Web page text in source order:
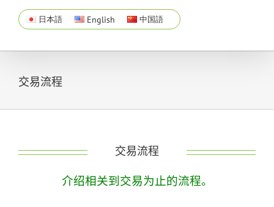
日本語 English 中国語
交易流程
交易流程
介绍相关到交易为止的流程。